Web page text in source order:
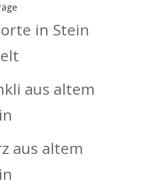
in Stein
aus altem
aus altem